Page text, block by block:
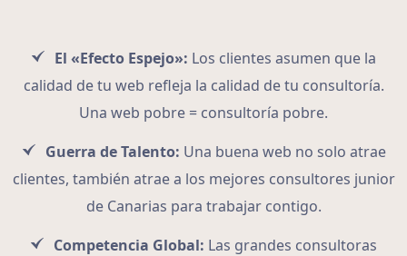
El «Efecto Espejo»: Los clientes asumen que la
calidad de tu web refleja la calidad de tu consultoría.
Una web pobre = consultoría pobre.
Guerra de Talento: Una buena web no solo atrae
clientes, también atrae a los mejores consultores junior
de Canarias para trabajar contigo.
Competencia Global: Las grandes consultoras